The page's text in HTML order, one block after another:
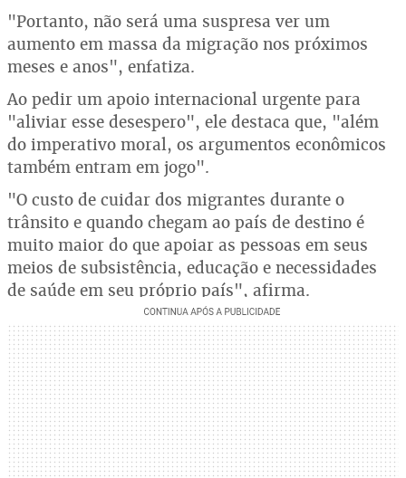
"Portanto, não será uma suspresa ver um
aumento em massa da migração nos próximos
meses e anos", enfatiza.
Ao pedir um apoio internacional urgente para
"aliviar esse desespero", ele destaca que, "além
do imperativo moral, os argumentos econômicos
também entram em jogo".
"O custo de cuidar dos migrantes durante o
trânsito e quando chegam ao país de destino é
muito maior do que apoiar as pessoas em seus
meios de subsistência, educação e necessidades
de saúde em seu próprio país", afirma.